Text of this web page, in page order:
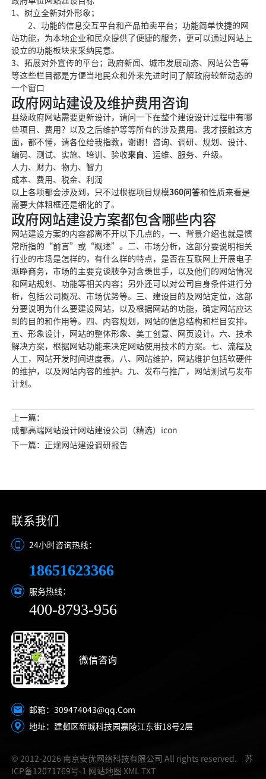
1、树立全新对外形象；
2、功能的信息交互平台和产品拍卖平台；功能简单快捷的网
站功能，为本地企业和民众提供了便捷的服务，更可以通过网站上
设立的功能板块来采纳民意。
3、拓展对外宣传的平台；政府新闻、城市发展动态、网站公告等
等这些栏目都是方便当地民众和外来先进时间了解政府较新动态的
一个窗口
政府网站建设及维护费用咨询
县级政府网站需要更新设计，请问一下在整个建设设计过程中有哪
些项目、费用？以及之后维护等等所有的涉及费用。我才接触这方
面，都不懂，请各位给我指教，谢谢！ 咨询、调研、规划、设计、
编码、测试、实施、培训、验收来自、运维、服务、升级。
人力、财力、物力、智力
成本、费用、税金、利润
以上各项都会涉及到， 只不过根据项目规模360问答和性质来看是
需要大体粗框还是细化的了。
政府网站建设方案都包含哪些内容
网站建设方案的内容都离不开以下几点的，一、背景介绍也就是惯
常所指的“前言”或“概述”。二、市场分析，这部分要说明相关
行业的市场是怎样的，有什么样的特点，是否在互联网上开展电子
派睁商务，市场的主要竞谈肢争对含羡世手，以及他们的网站情况
和网站规划、功能等相关内容；另外还可以对公司自身条件进行分
析，包括公司概况、市场优势等。三、建设目的及网站定位，这部
分要说明为什么要建设网站，以及根据网站的功能，确定网站应达
到的目的和作用等。四、内容规划，网站的信息结构和栏目安排。
五、形象设计，网站的整体形象、美工创意、网页设计。六、技术
解决方案，根据网站功能来决定网站使用技术的方案。七、流程及
人工，网站开发时间进度表。八、网站维护，网站维护包括软硬件
的维护，以及网站内容的维护。九、发布与推广，网站测试与发布
计划。
上一篇：
成都高端网站设计网站建设公司（精选）icon
下一篇：正规网站建设调研报告
联系我们
24小时咨询热线：
18651623366
服务热线：
400-8793-956
微信咨询
邮箱： 309474043@qq.Com
地址：建邺区新城科技园嘉陵江东街18号2层
© 2012-2026 南京安优网络科技有限公司 All rights reserved.
苏
ICP备12071769号-1 网站地图 XML TXT